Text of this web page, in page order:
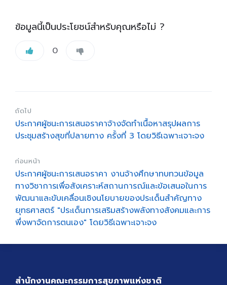
ข้อมูลนี้เป็นประโยชน์สำหรับคุณหรือไม่ ?
0
ถัดไป
ประกาศผู้ชนะการเสนอราคาจ้างจัดทำเนื้อหาสรุปผลการ
ประชุมสร้างสุขที่ปลายทาง ครั้งที่ 3 โดยวิธีเฉพาะเจาะจง
ก่อนหน้า
ประกาศผู้ชนะการเสนอราคา งานจ้างศึกษาทบทวนข้อมูล
ทางวิชาการเพื่อสังเคราะห์สถานการณ์และข้อเสนอในการ
พัฒนาและขับเคลื่อนเชิงนโยบายของประเด็นสำคัญทาง
ยุทธศาสตร์ "ประเด็นการเสริมสร้างพลังทางสังคมและการ
พึ่งพาจัดการตนเอง" โดยวิธีเฉพาะเจาะจง
สำนักงานคณะกรรมการสุขภาพแห่งชาติ